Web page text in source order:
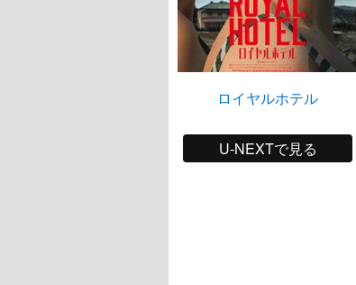
ロイヤルホテル
U-NEXTで見る